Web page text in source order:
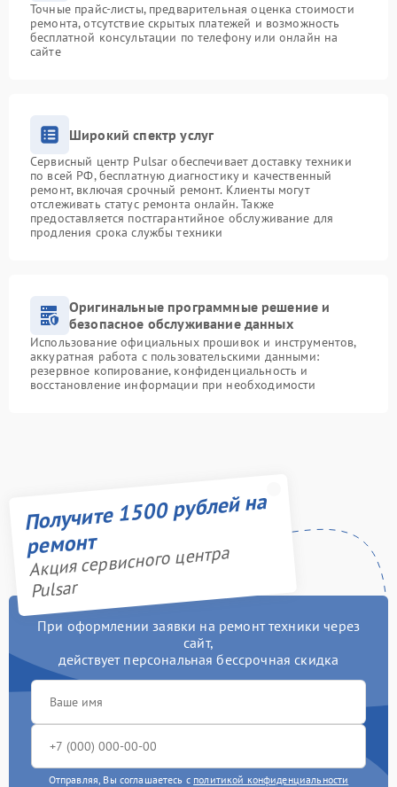
Точные прайс-листы, предварительная оценка стоимости
ремонта, отсутствие скрытых платежей и возможность
бесплатной консультации по телефону или онлайн на
сайте
Широкий спектр услуг
Сервисный центр Pulsar обеспечивает доставку техники
по всей РФ, бесплатную диагностику и качественный
ремонт, включая срочный ремонт. Клиенты могут
отслеживать статус ремонта онлайн. Также
предоставляется постгарантийное обслуживание для
продления срока службы техники
Оригинальные программные решение и
безопасное обслуживание данных
Использование официальных прошивок и инструментов,
аккуратная работа с пользовательскими данными:
резервное копирование, конфиденциальность и
восстановление информации при необходимости
Получите 1500 рублей на
ремонт
Акция сервисного центра
Pulsar
При оформлении заявки на ремонт техники через
сайт,
действует персональная бессрочная скидка
Отправляя, Вы соглашаетесь с политикой конфиденциальности